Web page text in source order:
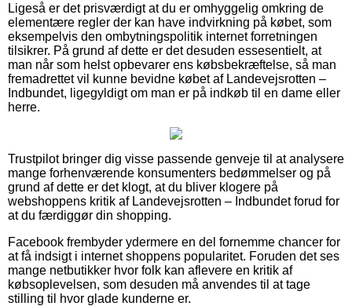
Ligeså er det prisværdigt at du er omhyggelig omkring de
elementære regler der kan have indvirkning på købet, som
eksempelvis den ombytningspolitik internet forretningen
tilsikrer. På grund af dette er det desuden essesentielt, at
man når som helst opbevarer ens købsbekræftelse, så man
fremadrettet vil kunne bevidne købet af Landevejsrotten –
Indbundet, ligegyldigt om man er på indkøb til en dame eller
herre.
Trustpilot bringer dig visse passende genveje til at analysere
mange forhenværende konsumenters bedømmelser og på
grund af dette er det klogt, at du bliver klogere på
webshoppens kritik af Landevejsrotten – Indbundet forud for
at du færdiggør din shopping.
Facebook frembyder ydermere en del fornemme chancer for
at få indsigt i internet shoppens popularitet. Foruden det ses
mange netbutikker hvor folk kan aflevere en kritik af
købsoplevelsen, som desuden må anvendes til at tage
stilling til hvor glade kunderne er.